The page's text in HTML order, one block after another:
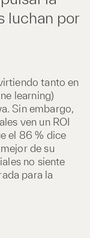
luchan por
tanto en
learning)
Sin embargo,
ven un ROI
el 86 % dice
de su
no siente
para la